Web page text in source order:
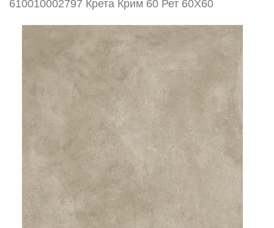
Адреса салонов
+7 (495) 532-06-30 internet@kdv.ru
Заказать звонок
610010002797 Крета Крим 60 Рет 60X60